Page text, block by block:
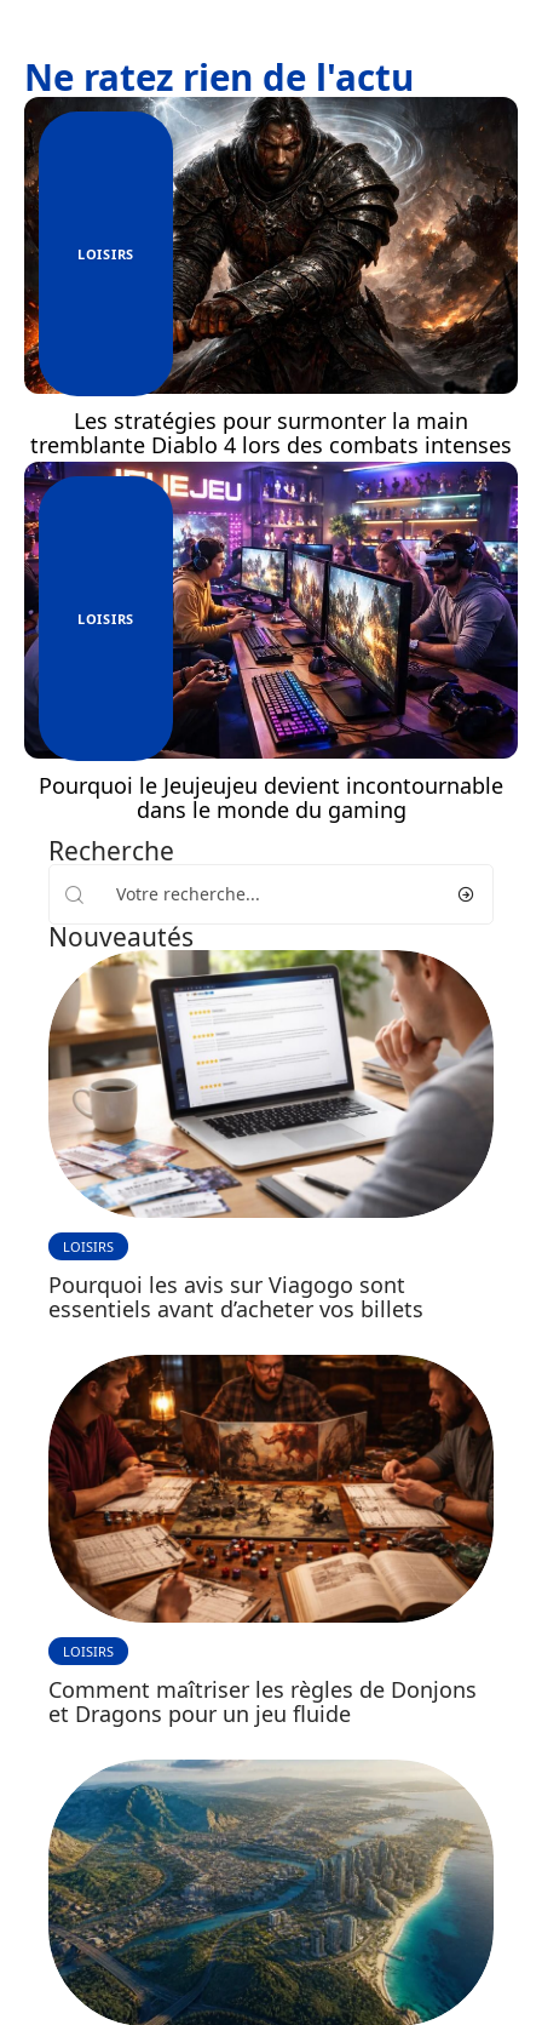
Ne ratez rien de l'actu
LOISIRS
Les stratégies pour surmonter la main
tremblante Diablo 4 lors des combats intenses
LOISIRS
Pourquoi le Jeujeujeu devient incontournable
dans le monde du gaming
Recherche
Nouveautés
LOISIRS
Pourquoi les avis sur Viagogo sont
essentiels avant d’acheter vos billets
LOISIRS
Comment maîtriser les règles de Donjons
et Dragons pour un jeu fluide